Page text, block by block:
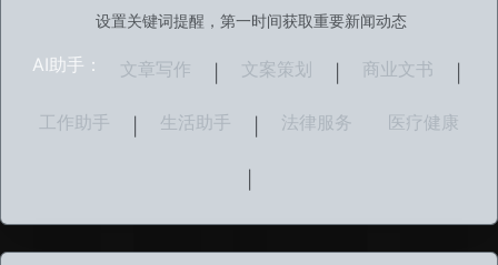
设置关键词提醒，第一时间获取重要新闻动态
AI助手： 文章写作 文案策划 商业文书
工作助手 生活助手 法律服务 医疗健康